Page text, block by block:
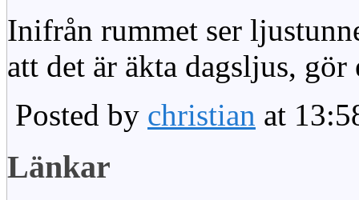
Inifrån rummet ser
att det är äkta dagsljus,
Posted by christian at
Länkar